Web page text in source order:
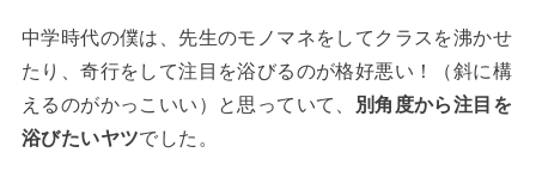
中学時代の僕は、先生のモノマネをしてクラスを沸かせ
たり、奇行をして注目を浴びるのが格好悪い！（斜に構
えるのがかっこいい）と思っていて、
別角度から注目を
浴びたいヤツでした。